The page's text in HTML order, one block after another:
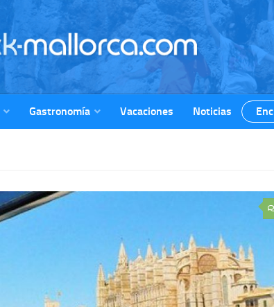
Gastronomía Vacaciones Noticias